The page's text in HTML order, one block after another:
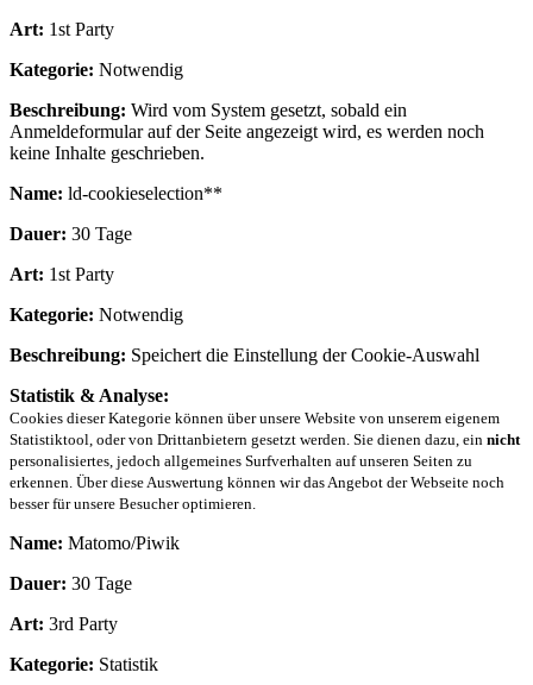
Art: 1st Party
Kategorie: Notwendig
Beschreibung: Wird vom System gesetzt, sobald ein
Anmeldeformular auf der Seite angezeigt wird, es werden noch
keine Inhalte geschrieben.
Name: ld-cookieselection**
Dauer: 30 Tage
Art: 1st Party
Kategorie: Notwendig
Beschreibung: Speichert die Einstellung der Cookie-Auswahl
Statistik & Analyse:
Cookies dieser Kategorie können über unsere Website von unserem eigenem
Statistiktool, oder von Drittanbietern gesetzt werden. Sie dienen dazu, ein nicht
personalisiertes, jedoch allgemeines Surfverhalten auf unseren Seiten zu
erkennen. Über diese Auswertung können wir das Angebot der Webseite noch
besser für unsere Besucher optimieren.
Name: Matomo/Piwik
Dauer: 30 Tage
Art: 3rd Party
Kategorie: Statistik